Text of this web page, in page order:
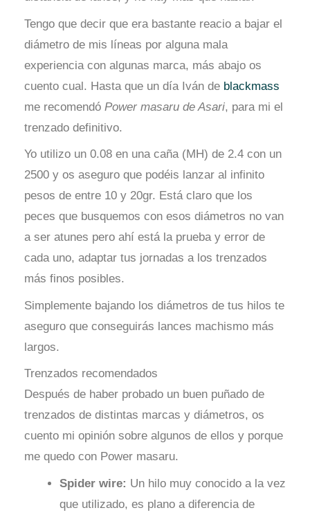
Tengo que decir que era bastante reacio a bajar el
diámetro de mis líneas por alguna mala
experiencia con algunas marca, más abajo os
cuento cual. Hasta que un día Iván de blackmass
me recomendó Power masaru de Asari, para mi el
trenzado definitivo.
Yo utilizo un 0.08 en una caña (MH) de 2.4 con un
2500 y os aseguro que podéis lanzar al infinito
pesos de entre 10 y 20gr. Está claro que los
peces que busquemos con esos diámetros no van
a ser atunes pero ahí está la prueba y error de
cada uno, adaptar tus jornadas a los trenzados
más finos posibles.
Simplemente bajando los diámetros de tus hilos te
aseguro que conseguirás lances machismo más
largos.
Trenzados recomendados
Después de haber probado un buen puñado de
trenzados de distintas marcas y diámetros, os
cuento mi opinión sobre algunos de ellos y porque
me quedo con Power masaru.
Spider wire: Un hilo muy conocido a la vez
que utilizado, es plano a diferencia de